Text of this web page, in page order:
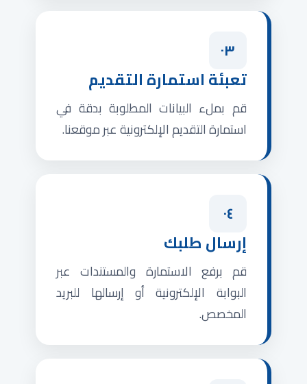
٠٣
تعبئة استمارة التقديم
قم بملء البيانات المطلوبة بدقة في
استمارة التقديم الإلكترونية عبر موقعنا.
٠٤
إرسال طلبك
قم برفع الاستمارة والمستندات عبر
البوابة الإلكترونية أو إرسالها للبريد
المخصص.